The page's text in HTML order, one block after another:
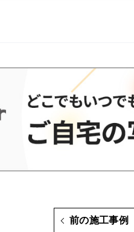
前の施工事例